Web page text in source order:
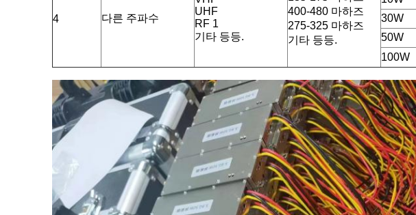
4 다른 주파수
UHF
RF 1
기타 등등.
400-480 마하즈
275-325 마하즈
기타 등등.
30W
50W
100W